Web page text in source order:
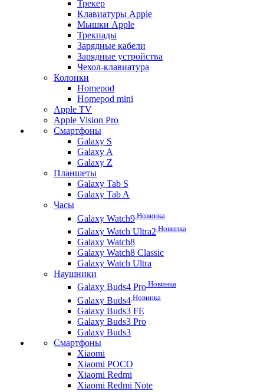
Трекер
Клавиатуры Apple
Мышки Apple
Трекпады
Зарядные кабели
Зарядные устройства
Чехол-клавиатура
Колонки
Homepod
Homepod mini
Apple TV
Apple Vision Pro
Смартфоны
Galaxy S
Galaxy A
Galaxy Z
Планшеты
Galaxy Tab S
Galaxy Tab A
Часы
Galaxy Watch9 Новинка
Galaxy Watch Ultra2 Новинка
Galaxy Watch8
Galaxy Watch8 Classic
Galaxy Watch Ultra
Наушники
Galaxy Buds4 Pro Новинка
Galaxy Buds4 Новинка
Galaxy Buds3 FE
Galaxy Buds3 Pro
Galaxy Buds3
Смартфоны
Xiaomi
Xiaomi POCO
Xiaomi Redmi
Xiaomi Redmi Note